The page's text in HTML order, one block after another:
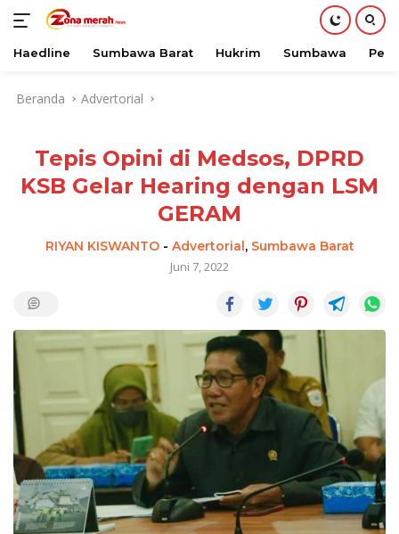
Haedline Sumbawa Barat Hukrim Sumbawa
Beranda Advertorial
Tepis Opini di Medsos, DPRD
KSB Gelar Hearing dengan LSM
GERAM
RIYAN KISWANTO- Advertorial, Sumbawa Barat
Juni 7, 2022